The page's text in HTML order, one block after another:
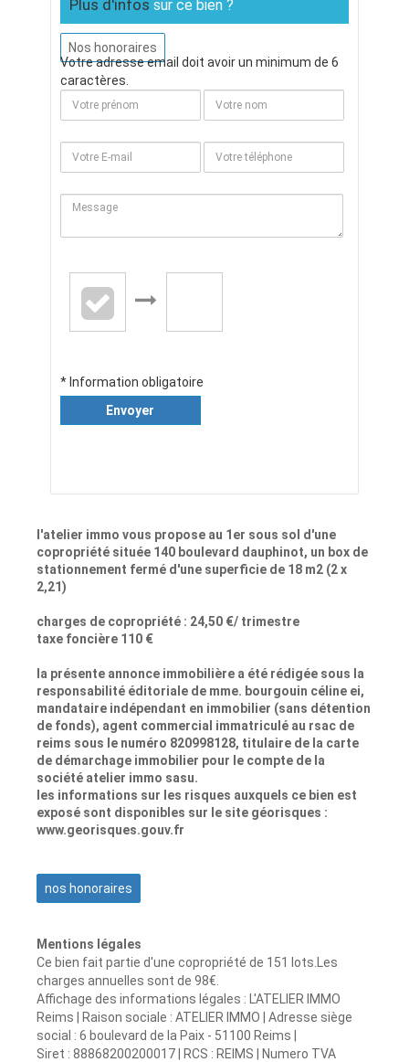
Plus d'infos sur ce bien ?
Nos honoraires
Votre adresse email doit avoir un minimum de 6
caractères.
* Information obligatoire
Envoyer
l'atelier immo vous propose au 1er sous sol d'une
copropriété située 140 boulevard dauphinot, un box de
stationnement fermé d'une superficie de 18 m2 (2 x
2,21)
charges de copropriété : 24,50 €/ trimestre
taxe foncière 110 €
la présente annonce immobilière a été rédigée sous la
responsabilité éditoriale de mme. bourgouin céline ei,
mandataire indépendant en immobilier (sans détention
de fonds), agent commercial immatriculé au rsac de
reims sous le numéro 820998128, titulaire de la carte
de démarchage immobilier pour le compte de la
société atelier immo sasu.
les informations sur les risques auxquels ce bien est
exposé sont disponibles sur le site géorisques :
www.georisques.gouv.fr
nos honoraires
Mentions légales
Ce bien fait partie d'une copropriété de 151 lots.Les
charges annuelles sont de 98€.
Affichage des informations légales : L'ATELIER IMMO
Reims | Raison sociale : ATELIER IMMO | Adresse siège
social : 6 boulevard de la Paix - 51100 Reims |
Siret : 88868200200017 | RCS : REIMS | Numero TVA